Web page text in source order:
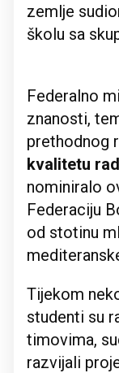
zemlje
školu sa
Federalno
znanosti,
prethodnog
kvalitetu
nominiralo
Federaciju
od stotinu
Tijekom
studenti su
timovima,
razvijali